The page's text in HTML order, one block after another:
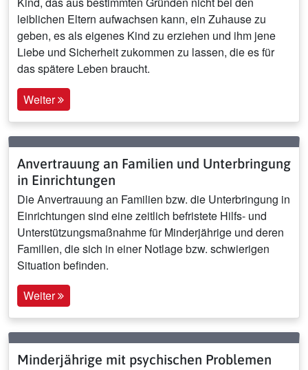
leiblichen Eltern aufwachsen kann, ein Zuhause zu
geben, es als eigenes Kind zu erziehen und ihm jene
Liebe und Sicherheit zukommen zu lassen, die es für
das spätere Leben braucht.
Weiter
Anvertrauung an Familien und Unterbringung
in Einrichtungen
Die Anvertrauung an Familien bzw. die Unterbringung in
Einrichtungen sind eine zeitlich befristete Hilfs- und
Unterstützungsmaßnahme für Minderjährige und deren
Familien, die sich in einer Notlage bzw. schwierigen
Situation befinden.
Weiter
Minderjährige mit psychischen Problemen